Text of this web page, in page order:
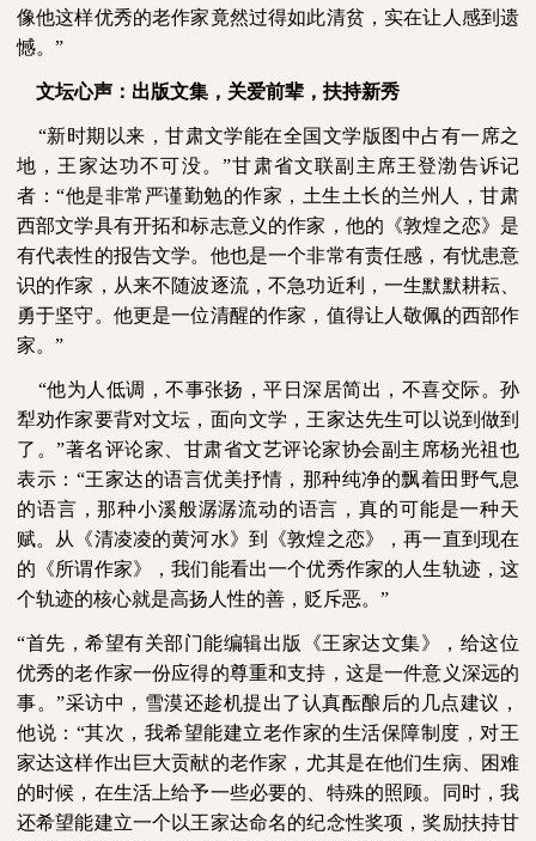
像他这样优秀的老作家竟然过得如此清贫，实在让人感到遗
憾。”
文坛心声：出版文集，关爱前辈，扶持新秀
“新时期以来，甘肃文学能在全国文学版图中占有一席之
地，王家达功不可没。”甘肃省文联副主席王登渤告诉记
者：“他是非常严谨勤勉的作家，土生土长的兰州人，甘肃
西部文学具有开拓和标志意义的作家，他的《敦煌之恋》是
有代表性的报告文学。他也是一个非常有责任感，有忧患意
识的作家，从来不随波逐流，不急功近利，一生默默耕耘、
勇于坚守。他更是一位清醒的作家，值得让人敬佩的西部作
家。”
“他为人低调，不事张扬，平日深居简出，不喜交际。孙
犁劝作家要背对文坛，面向文学，王家达先生可以说到做到
了。”著名评论家、甘肃省文艺评论家协会副主席杨光祖也
表示：“王家达的语言优美抒情，那种纯净的飘着田野气息
的语言，那种小溪般潺潺流动的语言，真的可能是一种天
赋。从《清凌凌的黄河水》到《敦煌之恋》，再一直到现在
的《所谓作家》，我们能看出一个优秀作家的人生轨迹，这
个轨迹的核心就是高扬人性的善，贬斥恶。”
“首先，希望有关部门能编辑出版《王家达文集》，给这位
优秀的老作家一份应得的尊重和支持，这是一件意义深远的
事。”采访中，雪漠还趁机提出了认真酝酿后的几点建议，
他说：“其次，我希望能建立老作家的生活保障制度，对王
家达这样作出巨大贡献的老作家，尤其是在他们生病、困难
的时候，在生活上给予一些必要的、特殊的照顾。同时，我
还希望能建立一个以王家达命名的纪念性奖项，奖励扶持甘